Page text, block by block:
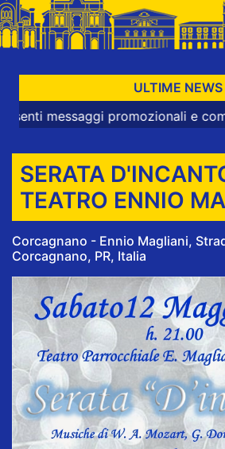
ULTIME NEWS
promozionali e commerciali
SERATA
TEATRO ENNIO
Corcagnano - Ennio Magliani,
Corcagnano, PR, Italia